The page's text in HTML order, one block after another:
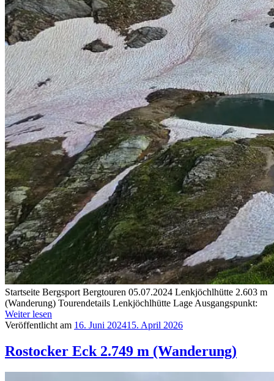
Startseite Bergsport Bergtouren 05.07.2024 Lenkjöchlhütte 2.603 m
(Wanderung) Tourendetails Lenkjöchlhütte Lage Ausgangspunkt:
Weiter lesen
Veröffentlicht am 16. Juni 202415. April 2026
Rostocker Eck 2.749 m (Wanderung)